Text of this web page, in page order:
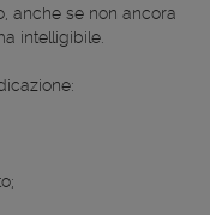
anche se non ancora
intelligibile.